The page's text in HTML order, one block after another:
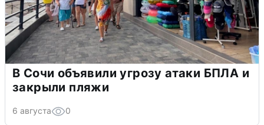
В Сочи объявили угрозу атаки БПЛА и
закрыли пляжи
6 августа 0